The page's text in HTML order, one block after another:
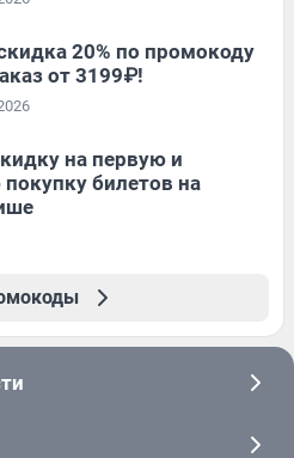
20% по промокоду
от 3199₽!
на первую и
билетов на